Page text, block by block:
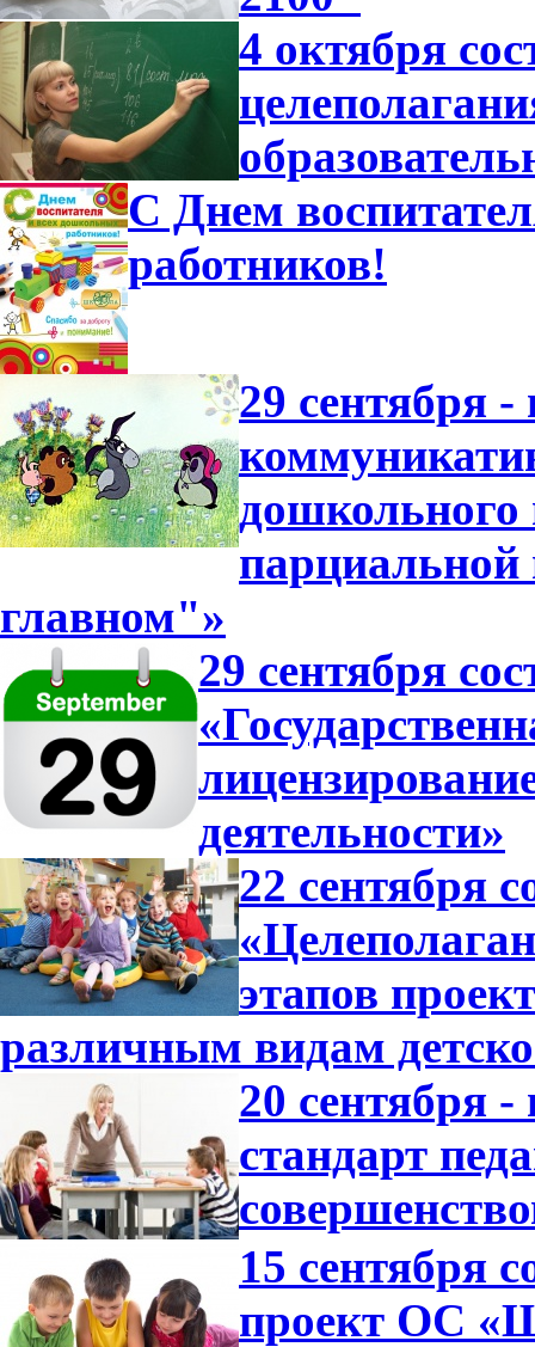
4 октября
С Днем
работников!
29 сентября
дошкольного
главном"»
29 сентября
деятельности»
22 сентября
этапов
различным видам
20 сентября
стандарт
15 сентября
проект ОС